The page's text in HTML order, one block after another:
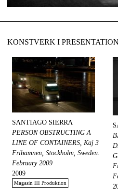
KONSTVERK I PRESENTATION
SANTIAGO SIERRA
PERSON OBSTRUCTING A
LINE OF CONTAINERS, Kaj 3
Frihamnen, Stockholm, Sweden.
February 2009
2009
Magasin III Produktion